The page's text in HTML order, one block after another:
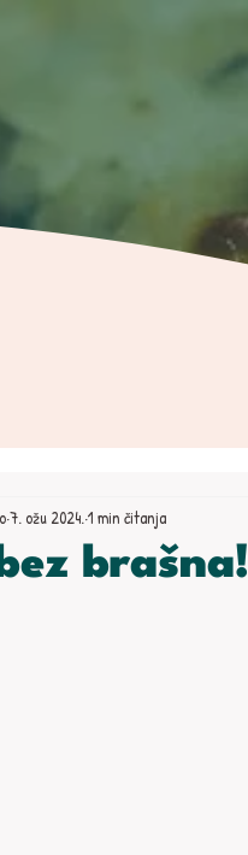
brašna!
7. ožu 2024.1 min čitanja